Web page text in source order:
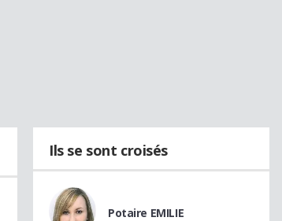
Ils se sont croisés
Potaire EMILIE